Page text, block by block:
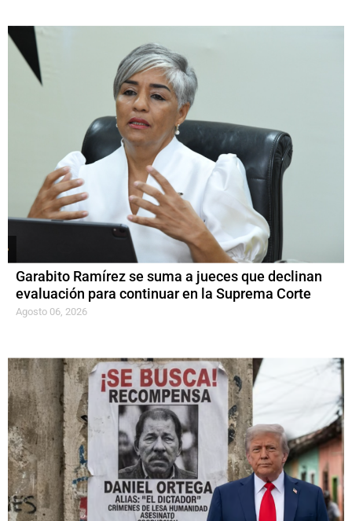
Garabito Ramírez se suma a jueces que declinan
evaluación para continuar en la Suprema Corte
Agosto 06, 2026